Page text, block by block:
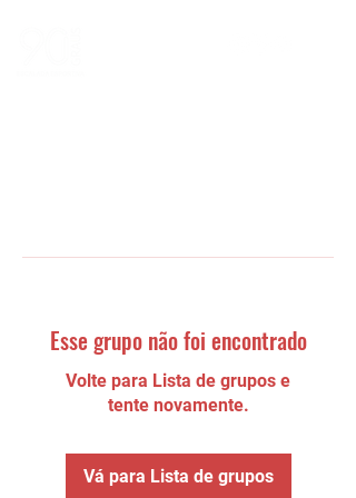
Esse grupo não foi encontrado
Volte para Lista de grupos e
tente novamente.
Vá para Lista de grupos